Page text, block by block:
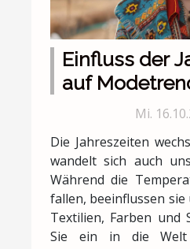
Einfluss der
auf
Mi.
Die Jahreszeiten
wandelt sich auch
Während die
fallen, beeinflussen sie
Textilien, Farben und
Sie ein in die